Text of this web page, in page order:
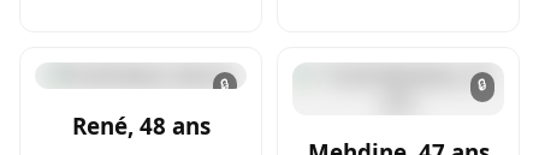
🔒
René, 48 ans
🔒